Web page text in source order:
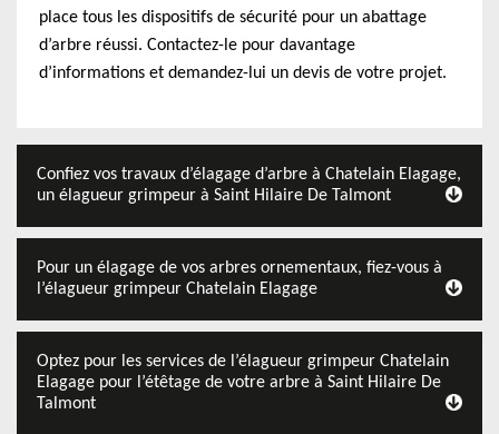
place tous les dispositifs de sécurité pour un abattage
d’arbre réussi. Contactez-le pour davantage
d’informations et demandez-lui un devis de votre projet.
Confiez vos travaux d’élagage d’arbre à Chatelain Elagage,
un élagueur grimpeur à Saint Hilaire De Talmont
Pour un élagage de vos arbres ornementaux, fiez-vous à
l’élagueur grimpeur Chatelain Elagage
Optez pour les services de l’élagueur grimpeur Chatelain
Elagage pour l’étêtage de votre arbre à Saint Hilaire De
Talmont